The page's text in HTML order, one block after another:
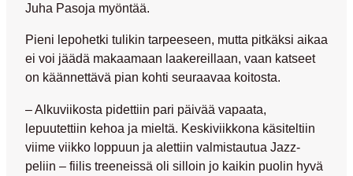
Juha Pasoja myöntää.
Pieni lepohetki tulikin tarpeeseen, mutta pitkäksi aikaa
ei voi jäädä makaamaan laakereillaan, vaan katseet
on käännettävä pian kohti seuraavaa koitosta.
– Alkuviikosta pidettiin pari päivää vapaata,
lepuutettiin kehoa ja mieltä. Keskiviikkona käsiteltiin
viime viikko loppuun ja alettiin valmistautua Jazz-
peliin – fiilis treeneissä oli silloin jo kaikin puolin hyvä